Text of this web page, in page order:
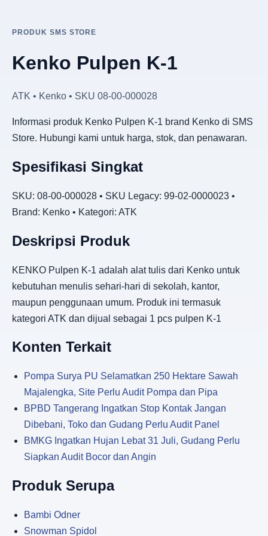
PRODUK SMS STORE
Kenko Pulpen K-1
ATK • Kenko • SKU 08-00-000028
Informasi produk Kenko Pulpen K-1 brand Kenko di SMS
Store. Hubungi kami untuk harga, stok, dan penawaran.
Spesifikasi Singkat
SKU: 08-00-000028 • SKU Legacy: 99-02-0000023 •
Brand: Kenko • Kategori: ATK
Deskripsi Produk
KENKO Pulpen K-1 adalah alat tulis dari Kenko untuk
kebutuhan menulis sehari-hari di sekolah, kantor,
maupun penggunaan umum. Produk ini termasuk
kategori ATK dan dijual sebagai 1 pcs pulpen K-1
Konten Terkait
Pompa Surya PU Selamatkan 250 Hektare Sawah
Majalengka, Site Perlu Audit Pompa dan Pipa
BPBD Tangerang Ingatkan Stop Kontak Jangan
Dibebani, Toko dan Gudang Perlu Audit Panel
BMKG Ingatkan Hujan Lebat 31 Juli, Gudang Perlu
Siapkan Audit Bocor dan Angin
Produk Serupa
Bambi Odner
Snowman Spidol